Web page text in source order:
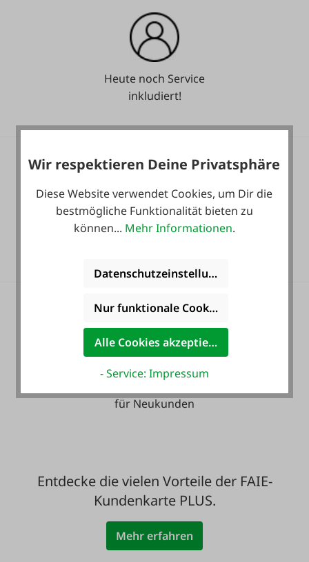
Heute noch Service
inkludiert!
36 Monate
Zahlung auf Wunsch
für Neukunden
Entdecke die vielen Vorteile der FAIE-
Kundenkarte PLUS.
Mehr erfahren
Wir respektieren Deine Privatsphäre
Diese Website verwendet Cookies, um Dir die
bestmögliche Funktionalität bieten zu
können... Mehr Informationen.
Datenschutzeinstellungen
Nur funktionale Cookies akzeptieren
Alle Cookies akzeptieren
- Service: Impressum